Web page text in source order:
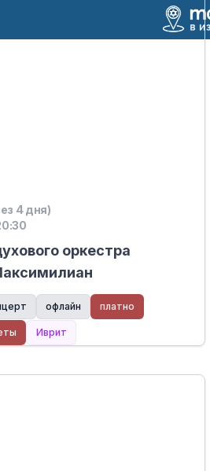
4 дня)
оркестра
офлайн платно
Иврит